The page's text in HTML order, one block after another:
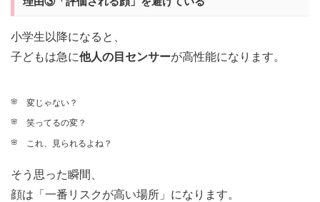
小学生以降になると、
子どもは急に他人の目センサーが高性能になります。
変じゃない？
笑ってるの変？
これ、見られるよね？
そう思った瞬間、
顔は「一番リスクが高い場所」になります。